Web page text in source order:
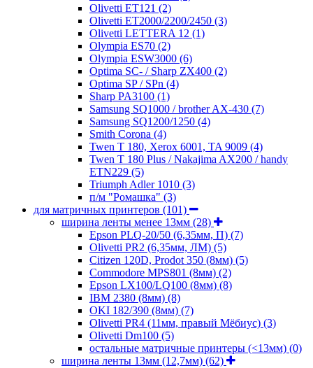
Olivetti ET121 (2)
Olivetti ET2000/2200/2450 (3)
Olivetti LETTERA 12 (1)
Olympia ES70 (2)
Olympia ESW3000 (6)
Optima SC- / Sharp ZX400 (2)
Optima SP / SPn (4)
Sharp PA3100 (1)
Samsung SQ1000 / brother AX-430 (7)
Samsung SQ1200/1250 (4)
Smith Corona (4)
Twen T 180, Xerox 6001, TA 9009 (4)
Twen T 180 Plus / Nakajima AX200 / handy
ETN229 (5)
Triumph Adler 1010 (3)
п/м "Ромашка" (3)
для матричных принтеров (101)
ширина ленты менее 13мм (28)
Epson PLQ-20/50 (6,35мм, П) (7)
Olivetti PR2 (6,35мм, ЛМ) (5)
Citizen 120D, Prodot 350 (8мм) (5)
Commodore MPS801 (8мм) (2)
Epson LX100/LQ100 (8мм) (8)
IBM 2380 (8мм) (8)
OKI 182/390 (8мм) (7)
Olivetti PR4 (11мм, правый Мёбиус) (3)
Olivetti Dm100 (5)
остальные матричные принтеры (<13мм) (0)
ширина ленты 13мм (12,7мм) (62)